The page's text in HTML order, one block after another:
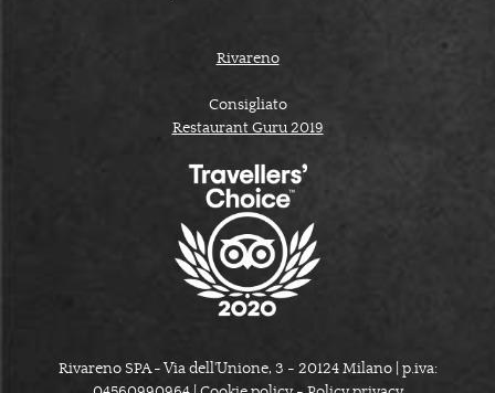
Rivareno
Consigliato
Restaurant Guru 2019
Rivareno SPA - Via dell'Unione, 3 - 20124 Milano | p.iva: